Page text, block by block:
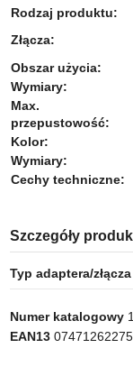
Rodzaj produktu:
Złącza:
Obszar użycia:
Wymiary:
Max.
przepustowość:
Kolor:
Wymiary:
Cechy techniczne:
Szczegóły
Typ adaptera/złącza
Numer katalogowy
EAN13